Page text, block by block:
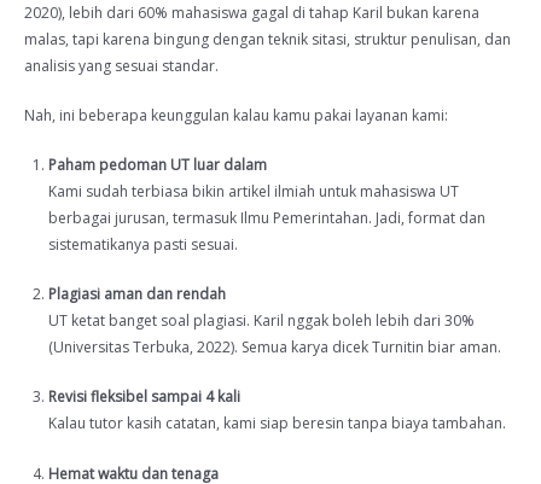
2020), lebih dari 60% mahasiswa gagal di tahap Karil bukan karena
malas, tapi karena bingung dengan teknik sitasi, struktur penulisan, dan
analisis yang sesuai standar.
Nah, ini beberapa keunggulan kalau kamu pakai layanan kami:
Paham pedoman UT luar dalam
Kami sudah terbiasa bikin artikel ilmiah untuk mahasiswa UT
berbagai jurusan, termasuk Ilmu Pemerintahan. Jadi, format dan
sistematikanya pasti sesuai.
Plagiasi aman dan rendah
UT ketat banget soal plagiasi. Karil nggak boleh lebih dari 30%
(Universitas Terbuka, 2022). Semua karya dicek Turnitin biar aman.
Revisi fleksibel sampai 4 kali
Kalau tutor kasih catatan, kami siap beresin tanpa biaya tambahan.
Hemat waktu dan tenaga